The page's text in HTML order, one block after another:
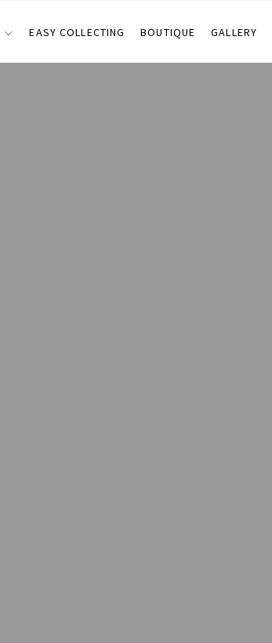
EASY COLLECTING BOUTIQUE GALLERY